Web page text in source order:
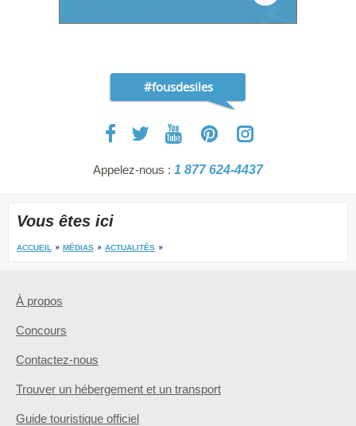
#fousdesiles
Appelez-nous : 1 877 624-4437
Vous êtes ici
ACCUEIL MÉDIAS ACTUALITÉS
À propos
Concours
Contactez-nous
Trouver un hébergement et un transport
Guide touristique officiel